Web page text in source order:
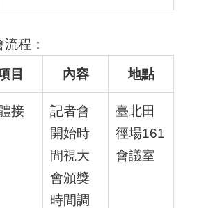
程：
目 內容 地點
接
記者會
開始時
間視大
會頒獎
時間調
臺北田
徑場161
會議室